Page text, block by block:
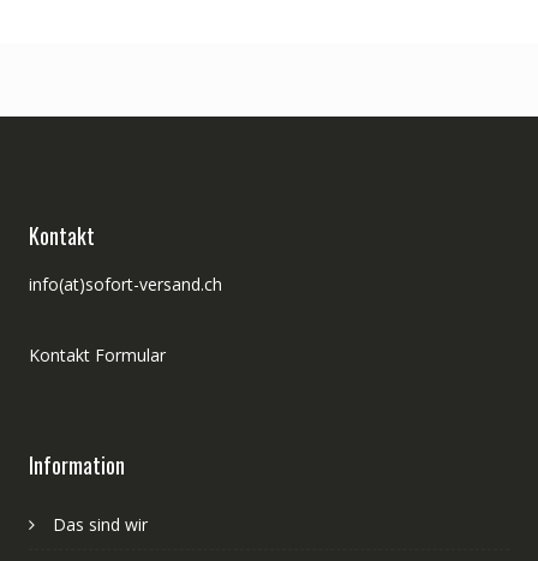
Kontakt
info(at)sofort-versand.ch
Kontakt Formular
Information
Das sind wir